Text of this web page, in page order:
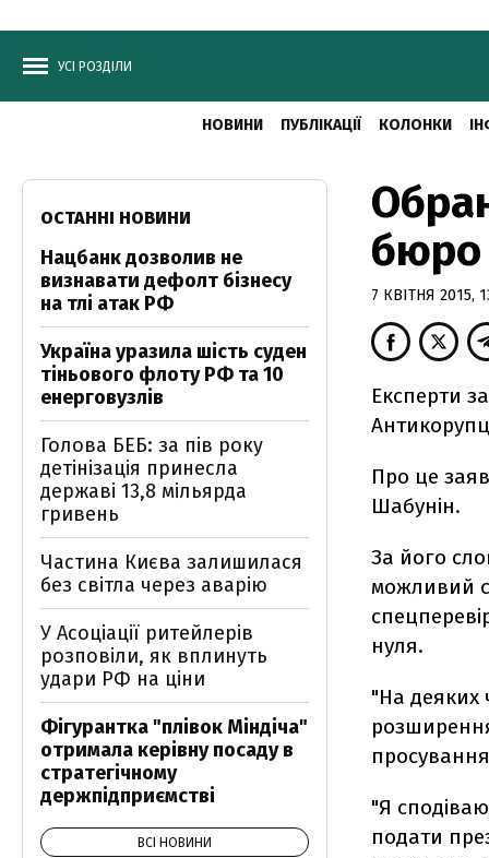
УСІ РОЗДІЛИ
НОВИНИ ПУБЛІКАЦІЇ КОЛОНКИ
бюро
7 КВІТНЯ 2015,
Експерти
Про це
Шабунін.
За його
можливий
нуля.
"На деяких
"Я
подати
ОСТАННІ НОВИНИ
Нацбанк дозволив не
визнавати дефолт бізнесу
на тлі атак РФ
Україна уразила шість суден
тіньового флоту РФ та 10
енерговузлів
Голова БЕБ: за пів року
детінізація принесла
державі 13,8 мільярда
гривень
Частина Києва залишилася
без світла через аварію
У Асоціації ритейлерів
розповіли, як вплинуть
удари РФ на ціни
Фігурантка "плівок Міндіча"
отримала керівну посаду в
стратегічному
держпідприємстві
ВСІ НОВИНИ